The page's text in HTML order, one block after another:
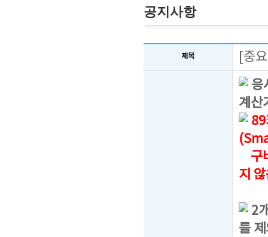
공지사항
제목 [중
응
계산
89
구
지
2
를